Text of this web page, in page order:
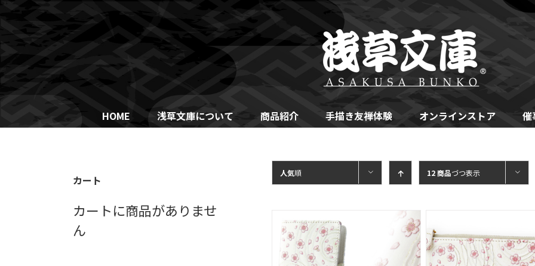
Skip
to
content
HOME 浅草文庫について 商品紹介 手描き友禅体験 オンラインストア 催
人気順 12 商品づつ表示
カート
カートに商品がありませ
ん